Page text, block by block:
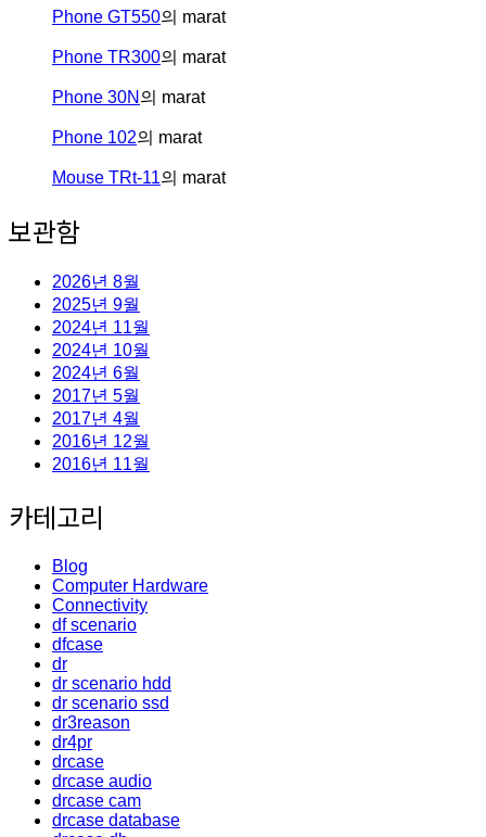
Phone GT550의 marat
Phone TR300의 marat
Phone 30N 의 marat
Phone 102의 marat
Mouse TRt-11의 marat
보관함
2026년 8월
2025년 9월
2024년 11월
2024년 10월
2024년 6월
2017년 5월
2017년 4월
2016년 12월
2016년 11월
카테고리
Blog
Computer Hardware
Connectivity
df scenario
dfcase
dr
dr scenario hdd
dr scenario ssd
dr3reason
dr4pr
drcase
drcase audio
drcase cam
drcase database